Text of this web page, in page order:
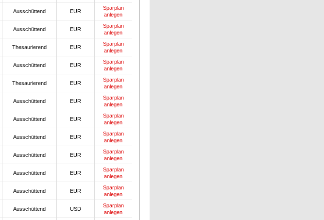
Ausschüttend EUR
Sparplan
anlegen
Ausschüttend EUR
Sparplan
anlegen
Thesaurierend EUR
Sparplan
anlegen
Ausschüttend EUR
Sparplan
anlegen
Thesaurierend EUR
Sparplan
anlegen
Ausschüttend EUR
Sparplan
anlegen
Ausschüttend EUR
Sparplan
anlegen
Ausschüttend EUR
Sparplan
anlegen
Ausschüttend EUR
Sparplan
anlegen
Ausschüttend EUR
Sparplan
anlegen
Ausschüttend EUR
Sparplan
anlegen
Ausschüttend USD
Sparplan
anlegen